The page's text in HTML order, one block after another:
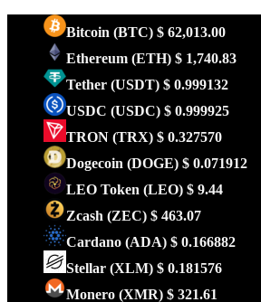
Bitcoin (BTC) $ 62,013.00
Ethereum (ETH) $ 1,740.83
Tether (USDT) $ 0.999132
USDC (USDC) $ 0.999925
TRON (TRX) $ 0.327570
Dogecoin (DOGE) $ 0.071912
LEO Token (LEO) $ 9.44
Zcash (ZEC) $ 463.07
Cardano (ADA) $ 0.166882
Stellar (XLM) $ 0.181576
Monero (XMR) $ 321.61